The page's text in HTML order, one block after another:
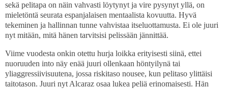
sekä pelitapa on näin vahvasti löytynyt ja vire pysynyt yllä, on
mieletöntä seurata espanjalaisen mentaalista kovuutta. Hyvä
tekeminen ja hallinnan tunne vahvistaa itseluottamusta. Ei ole juuri
nyt mitään, mitä hänen tarvitsisi pelissään jännittää.
Viime vuodesta onkin otettu hurja loikka erityisesti siinä, ettei
nuoruuden into näy enää juuri ollenkaan höntyilynä tai
yliaggressiivisuutena, jossa riskitaso nousee, kun pelitaso ylittäisi
taitotason. Juuri nyt Alcaraz osaa lukea peliä erinomaisesti. Hän